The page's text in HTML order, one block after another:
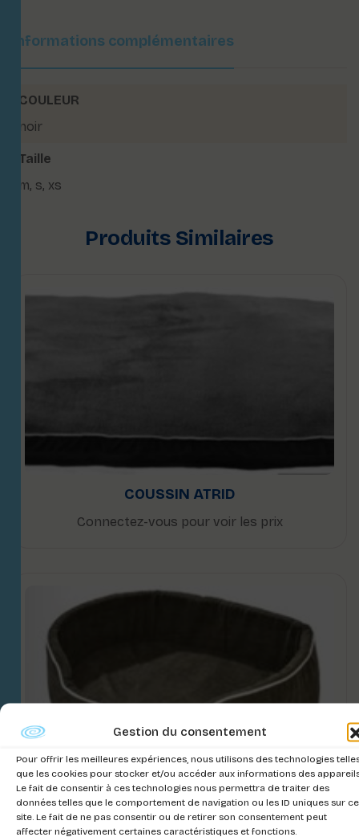
Gestion du consentement
Pour offrir les meilleures expériences, nous utilisons des technologies
que les cookies pour stocker et/ou accéder aux informations des
Le fait de consentir à ces technologies nous permettra de traiter des
données telles que le comportement de navigation ou les ID uniques sur ce
site. Le fait de ne pas consentir ou de retirer son consentement peut
affecter négativement certaines caractéristiques et fonctions.
Informations complémentaires
COULEUR
noir
Taille
m, s, xs
Produits Similaires
COUSSIN ATRID
Connectez-vous pour voir les prix
CORBEILLE OLLIE
Connectez-vous pour voir les prix